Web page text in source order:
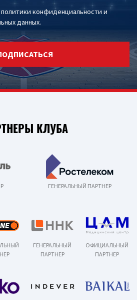
политики конфиденциальности и
данных.
КЛУБА
ГЕНЕРАЛЬНЫЙ ПАРТНЕР
ГЕНЕРАЛЬНЫЙ
ПАРТНЕР
ОФИЦИАЛЬНЫЙ
ПАРТНЕР